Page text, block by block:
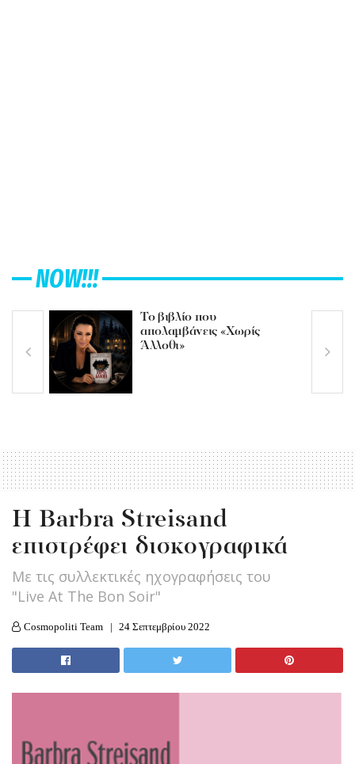
NOW!!!
Το βιβλίο που
απολαμβάνεις «Χωρίς
Άλλοθι»
H Barbra Streisand
επιστρέφει δισκογραφικά
Με τις συλλεκτικές ηχογραφήσεις του
"Live At The Bon Soir"
Cosmopoliti Team 24 Σεπτεμβρίου 2022